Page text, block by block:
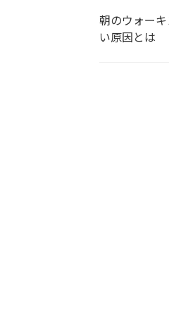
朝のウォー
い原因とは